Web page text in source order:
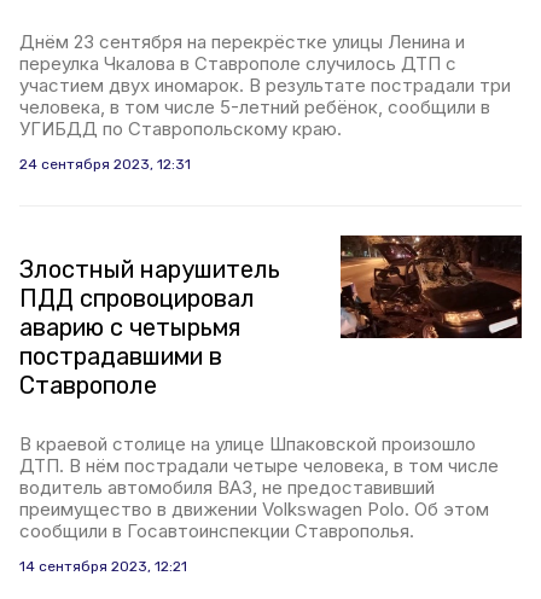
Днём 23 сентября на перекрёстке улицы Ленина и
переулка Чкалова в Ставрополе случилось ДТП с
участием двух иномарок. В результате пострадали три
человека, в том числе 5-летний ребёнок, сообщили в
УГИБДД по Ставропольскому краю.
24 сентября 2023, 12:31
Злостный нарушитель
ПДД спровоцировал
аварию с четырьмя
пострадавшими в
Ставрополе
В краевой столице на улице Шпаковской произошло
ДТП. В нём пострадали четыре человека, в том числе
водитель автомобиля ВАЗ, не предоставивший
преимущество в движении Volkswagen Polo. Об этом
сообщили в Госавтоинспекции Ставрополья.
14 сентября 2023, 12:21